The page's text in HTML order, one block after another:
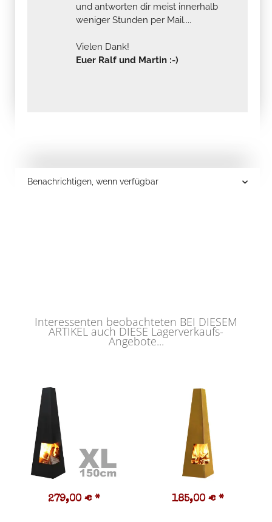
und antworten dir meist innerhalb
weniger Stunden per Mail....
Vielen Dank!
Euer Ralf und Martin :-)
Benachrichtigen, wenn verfügbar
Interessenten beobachteten BEI DIESEM
ARTIKEL auch DIESE Lagerverkaufs-
Angebote...
279,00 € * 185,00 € *